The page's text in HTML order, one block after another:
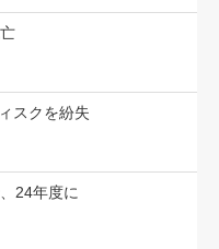
スクを紛失
24年度に